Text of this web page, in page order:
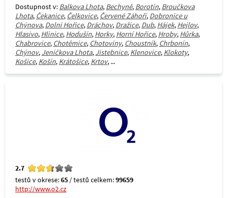
Dostupnost v: Balkova Lhota, Bechyně, Borotín, Broučkova
Lhota, Čekanice, Čelkovice, Červené Záhoří, Dobronice u
Chýnova, Dolní Hořice, Dráchov, Dražice, Dub, Hájek, Hejlov,
Hlasivo, Hlinice, Hodušín, Horky, Horní Hořice, Hroby, Hůrka,
Chabrovice, Chotěmice, Chotoviny, Choustník, Chrbonín,
Chýnov, Jeníčkova Lhota, Jistebnice, Klenovice, Klokoty,
Košice, Košín, Krátošice, Krtov, ...
2.7
testů v okrese:65 / testů celkem:99659
http://www.o2.cz